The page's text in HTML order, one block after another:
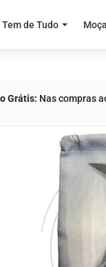
Tem de Tudo
Grátis: Nas compras